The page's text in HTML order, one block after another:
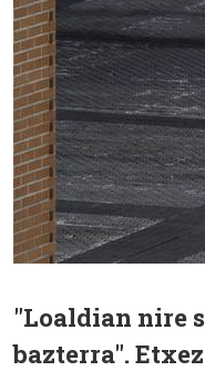
"Loaldian nire
bazterra".